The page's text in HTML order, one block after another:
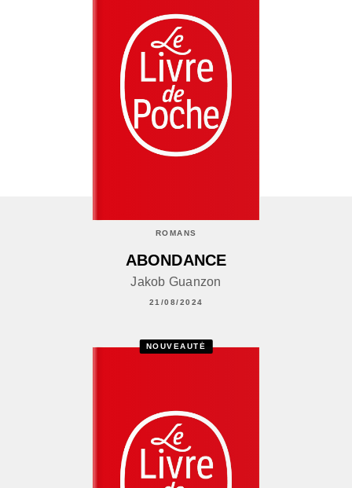
ROMANS
ABONDANCE
Jakob Guanzon
21/08/2024
NOUVEAUTÉ